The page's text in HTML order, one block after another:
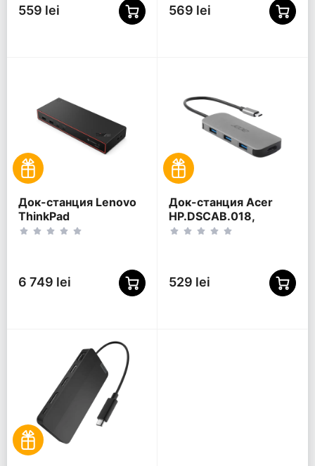
559 lei 569 lei
Док-станция Lenovo
ThinkPad
ThunderboltTM 4
6 749 lei
Док-станция Acer
HP.DSCAB.018,
Серебристый
529 lei